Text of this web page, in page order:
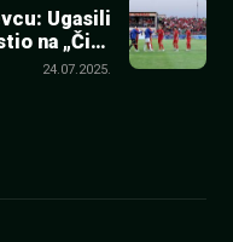
Ugasili
na „Čika
Daču“!
24.07.2025.